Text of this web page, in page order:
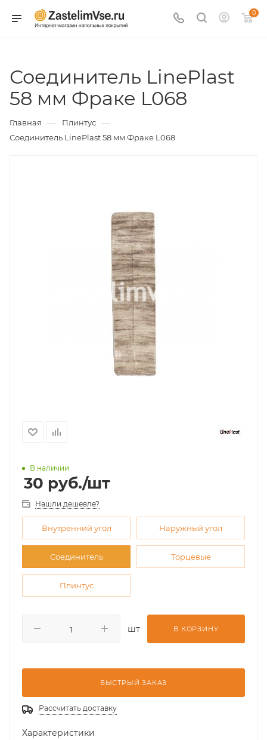
0
Соединитель LinePlast
58 мм Фраке L068
Главная — Плинтус —
Соединитель LinePlast 58 мм Фраке L068
В наличии
30 руб./шт
Нашли дешевле?
Внутренний угол Наружный угол
Соединитель Торцевые
Плинтус
шт В КОРЗИНУ
БЫСТРЫЙ ЗАКАЗ
Рассчитать доставку
Характеристики